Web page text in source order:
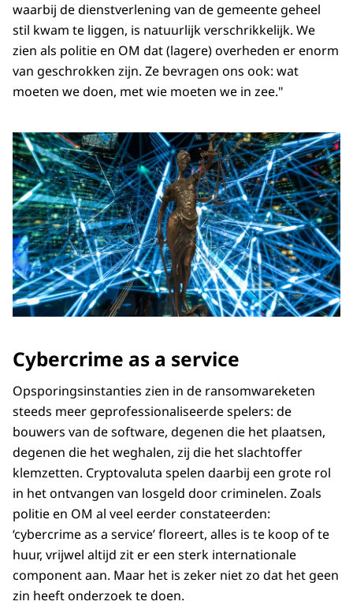
waarbij de dienstverlening van de gemeente geheel
stil kwam te liggen, is natuurlijk verschrikkelijk. We
zien als politie en OM dat (lagere) overheden er enorm
van geschrokken zijn. Ze bevragen ons ook: wat
moeten we doen, met wie moeten we in zee."
Cybercrime as a service
Opsporingsinstanties zien in de ransomwareketen
steeds meer geprofessionaliseerde spelers: de
bouwers van de software, degenen die het plaatsen,
degenen die het weghalen, zij die het slachtoffer
klemzetten. Cryptovaluta spelen daarbij een grote rol
in het ontvangen van losgeld door criminelen. Zoals
politie en OM al veel eerder constateerden:
‘cybercrime as a service’ floreert, alles is te koop of te
huur, vrijwel altijd zit er een sterk internationale
component aan. Maar het is zeker niet zo dat het geen
zin heeft onderzoek te doen.